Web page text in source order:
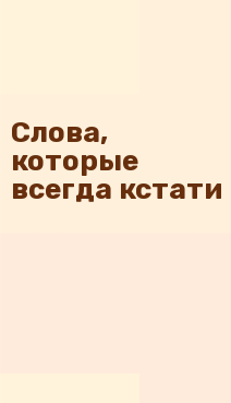
Слова,
которые
всегда кстати